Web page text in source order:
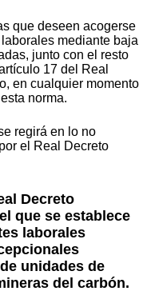
que deseen acogerse
mediante baja
junto con el resto
17 del Real
en cualquier momento
norma.
regirá en lo no
el Real Decreto
Decreto
que se establece
laborales
unidades de
del carbón.